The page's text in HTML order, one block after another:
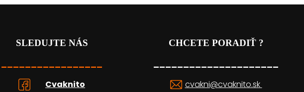
SLEDUJTE NÁS
_________________
Cvaknito
CHCETE PORADIŤ ?
_____________________
cvakni@cvaknito.sk